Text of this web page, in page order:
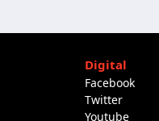
Digital
Facebook
Twitter
Youtube